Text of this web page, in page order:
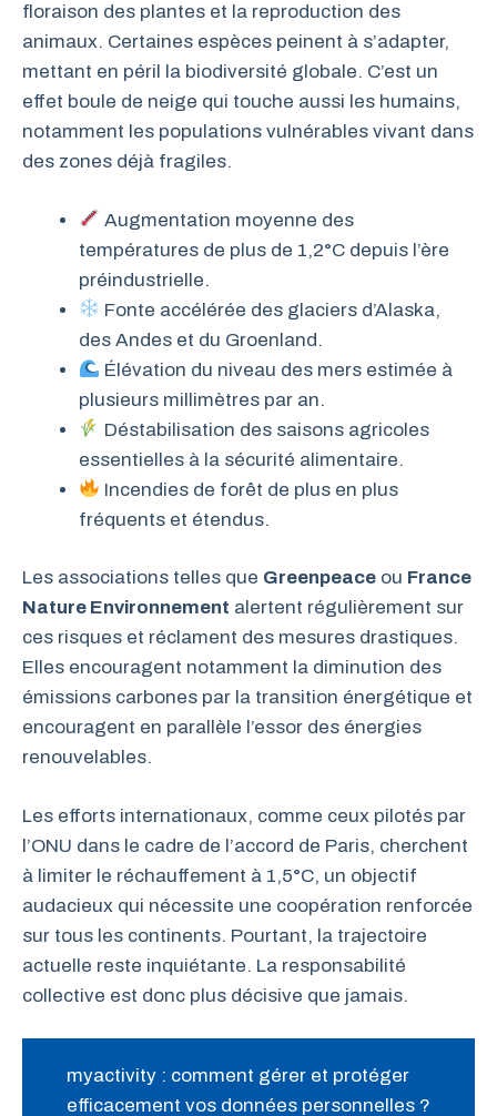
floraison des plantes et la reproduction des
animaux. Certaines espèces peinent à s’adapter,
mettant en péril la biodiversité globale. C’est un
effet boule de neige qui touche aussi les humains,
notamment les populations vulnérables vivant dans
des zones déjà fragiles.
Augmentation moyenne des
températures de plus de 1,2°C depuis l’ère
préindustrielle.
Fonte accélérée des glaciers d’Alaska,
des Andes et du Groenland.
Élévation du niveau des mers estimée à
plusieurs millimètres par an.
Déstabilisation des saisons agricoles
essentielles à la sécurité alimentaire.
Incendies de forêt de plus en plus
fréquents et étendus.
Les associations telles que Greenpeace ou France
Nature Environnement alertent régulièrement sur
ces risques et réclament des mesures drastiques.
Elles encouragent notamment la diminution des
émissions carbones par la transition énergétique et
encouragent en parallèle l’essor des énergies
renouvelables.
Les efforts internationaux, comme ceux pilotés par
l’ONU dans le cadre de l’accord de Paris, cherchent
à limiter le réchauffement à 1,5°C, un objectif
audacieux qui nécessite une coopération renforcée
sur tous les continents. Pourtant, la trajectoire
actuelle reste inquiétante. La responsabilité
collective est donc plus décisive que jamais.
myactivity : comment gérer et protéger
efficacement vos données personnelles ?